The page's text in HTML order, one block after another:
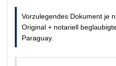
Vorzulegendes Dokument je
Original + notariell
Paraguay.